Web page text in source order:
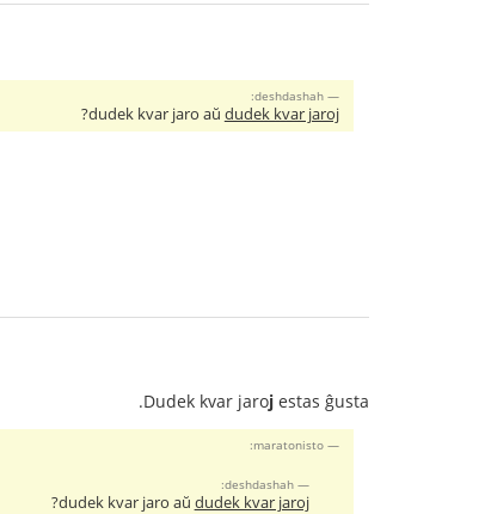
deshdashah:
dudek kvar jaro aŭ dudek kvar jaroj
?
Dudek kvar jaroj estas ĝusta.
maratonisto:
deshdashah:
dudek kvar jaro aŭ dudek kvar jaroj
?